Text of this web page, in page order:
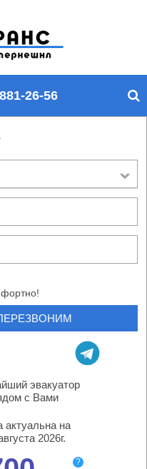
п
й
у
26-56
эвакуатор
с Вами
актуальна на
2026г.
?